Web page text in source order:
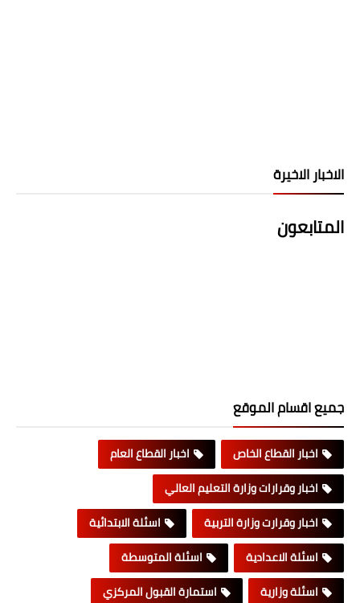
الاخبار الاخيرة
المتابعون
جميع اقسام الموقع
اخبار القطاع الخاص
اخبار القطاع العام
اخبار وقرارات وزارة التعليم العالي
اخبار وقرارت وزارة التربية
اسئلة الابتدائية
اسئلة الاعدادية
اسئلة المتوسطة
اسئلة وزارية
استمارة القبول المركزي